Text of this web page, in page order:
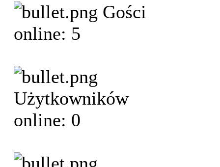
Gości
online: 5
Użytkowników
online: 0